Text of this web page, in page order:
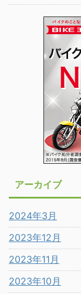
アーカイブ
2024年3月
2023年12月
2023年11月
2023年10月